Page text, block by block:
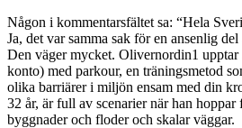
Någon i kommentarsfältet sa: “Hela
Ja, det var samma sak för en ansenlig
Den väger mycket. Olivernordin1
konto) med parkour, en träningsmetod
olika barriärer i miljön ensam med din
32 år, är full av scenarier när han hoppar
byggnader och floder och skalar väggar.